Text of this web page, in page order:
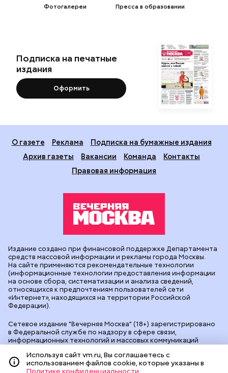
Фотогалереи
Пресса в образовании
Подписка на печатные
издания
Оформить
О газете Реклама
Подписка на бумажные издания
Архив газеты
Вакансии Команда
Контакты
Правовая информация
Сетевое издание "Вечерняя Москва" (18+) зарегистрировано
в Федеральной службе по надзору в сфере связи,
информационных технологий и массовых коммуникаций
90524 от 09.12.2025. Учредитель: АО "Редакция газеты
"Вечерняя Москва". Главный редактор vm.ru: Александр
Издание создано при финансовой поддержке Департамента
средств массовой информации и рекламы города Москвы.
На сайте применяются рекомендательные технологии
(информационные технологии предоставления информации
на основе сбора, систематизации и анализа сведений,
относящихся к предпочтениям пользователей сети
«Интернет», находящихся на территории Российской
Федерации).
Используя сайт vm.ru, Вы соглашаетесь с
использованием файлов cookie, которые указаны в
Политике конфиденциальности